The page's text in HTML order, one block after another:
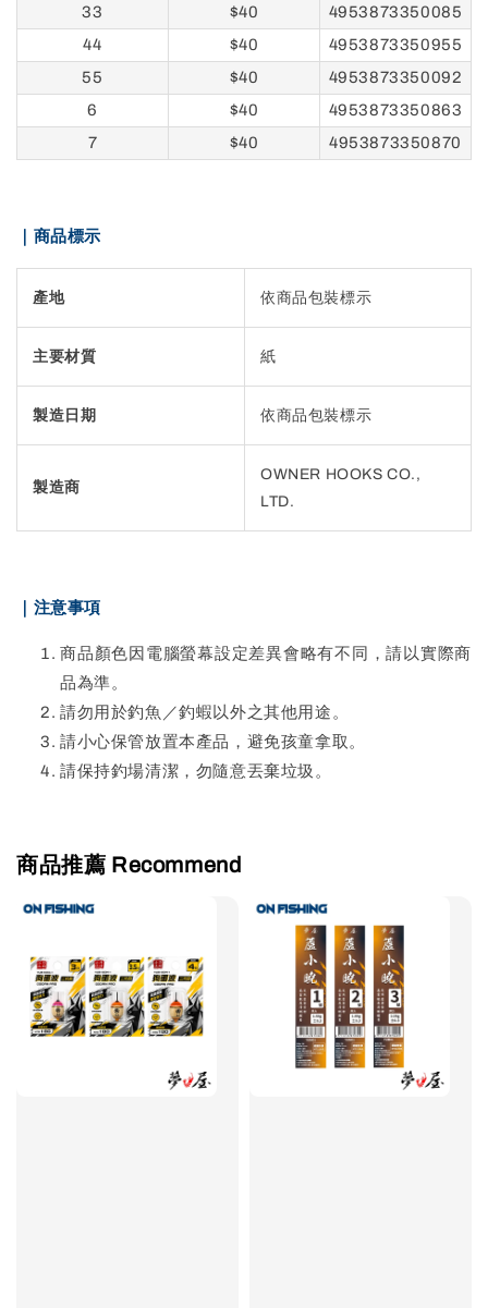
33
$40
4953873350085
44
$40
4953873350955
55
$40
4953873350092
6
$40
4953873350863
7
$40 4953873350870
｜商品標示
產地 依商品包裝標示
主要材質 紙
製造日期 依商品包裝標示
製造商
OWNER HOOKS CO.,
LTD.
｜注意事項
商品顏色因電腦螢幕設定差異會略有不同，請以實際商
品為準。
請勿用於釣魚／釣蝦以外之其他用途。
請小心保管放置本產品，避免孩童拿取。
請保持釣場清潔，勿隨意丟棄垃圾。
商品推薦 Recommend